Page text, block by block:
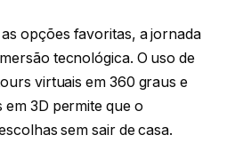
opções favoritas, a jornada
tecnológica. O uso de
virtuais em 360 graus e
3D permite que o
sem sair de casa.